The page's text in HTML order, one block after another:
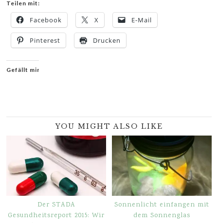
Teilen mit:
Facebook X E-Mail
Pinterest Drucken
Gefällt mir:
YOU MIGHT ALSO LIKE
Der STADA
Gesundheitsreport 2015: Wir
Sonnenlicht einfangen mit
dem Sonnenglas